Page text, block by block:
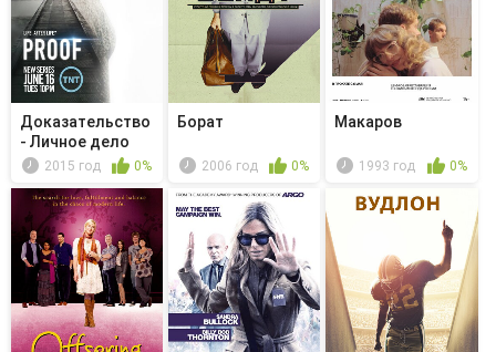
Доказательство
- Личное дело
2015 год 0%
Борат
2006 год 0%
Макаров
1993 год 0%